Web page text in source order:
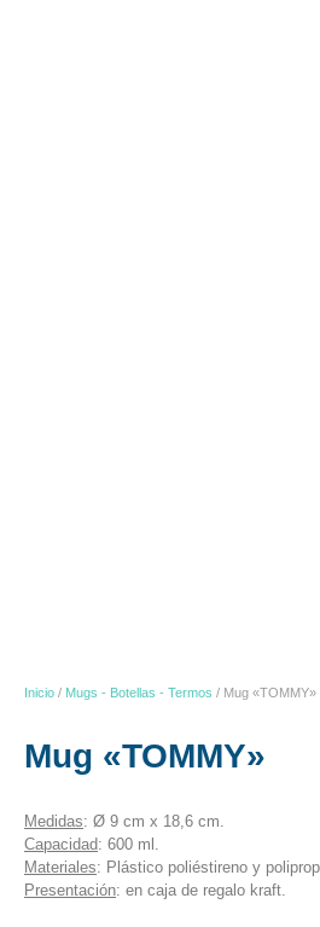
Inicio / Mugs - Botellas - Termos / Mug «TOMMY»
Mug «TOMMY»
Medidas: Ø 9 cm x 18,6 cm.
Capacidad: 600 ml.
Materiales: Plástico poliéstireno y
Presentación: en caja de regalo kraft.